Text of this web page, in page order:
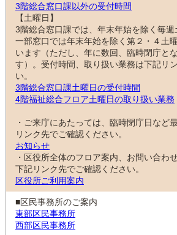
3階総合窓口課以外の受付時間
【土曜日】
3階総合窓口課では、年末年始を除く毎
一部窓口では年末年始を除く第２・４土
います（ただし、年に数回、臨時閉庁と
す）。受付時間、取り扱い業務は下記リ
い。
3階総合窓口課土曜日の受付時間
4階福祉総合フロア土曜日の取り扱い業務
・ご来庁にあたっては、臨時閉庁日など
リンク先でご確認ください。
お知らせ
・区役所全体のフロア案内、お問い合わ
下記リンク先でご確認ください。
区役所ご利用案内
■区民事務所のご案内
東部区民事務所
西部区民事務所